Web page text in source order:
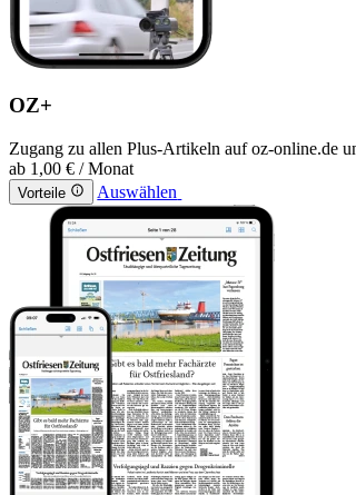
OZ+
Zugang zu allen Plus-Artikeln auf oz-online.de
ab 1,00 € / Monat
Vorteile Auswählen